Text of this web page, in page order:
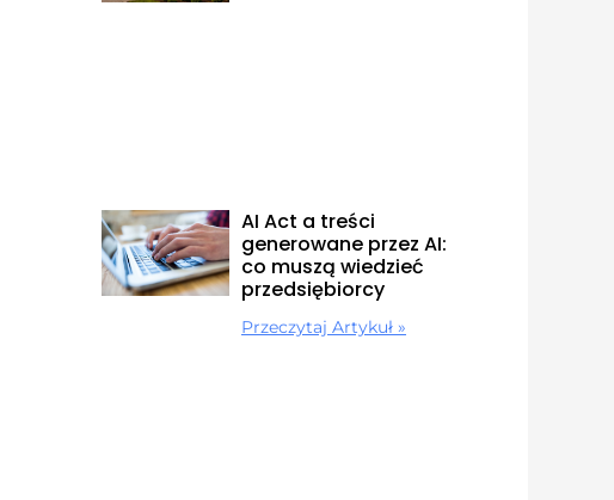
AI Act a treści
generowane przez AI:
co muszą wiedzieć
przedsiębiorcy
Przeczytaj Artykuł »